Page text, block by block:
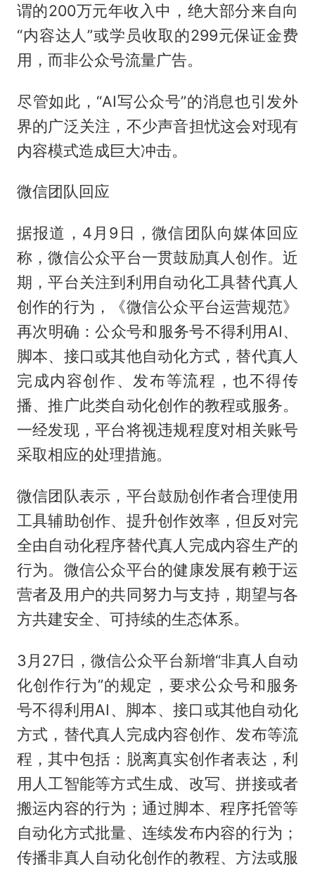
谓的200万元年收入中，‌绝大部分来自向
“内容达人”或学员收取的299元保证金费
用‌，而非公众号流量广告。
尽管如此，“AI写公众号”的消息也引发外
界的广泛关注，不少声音担忧这会对现有
内容模式造成巨大冲击。‌‌
微信团队回应
据报道，4月9日，微信团队向媒体回应
称，微信公众平台一贯鼓励真人创作。近
期，平台关注到利用自动化工具替代真人
创作的行为，《微信公众平台运营规范》
再次明确：公众号和服务号不得利用AI、
脚本、接口或其他自动化方式，替代真人
完成内容创作、发布等流程，也不得传
播、推广此类自动化创作的教程或服务。
一经发现，平台将视违规程度对相关账号
采取相应的处理措施。
微信团队表示，平台鼓励创作者合理使用
工具辅助创作、提升创作效率，但反对完
全由自动化程序替代真人完成内容生产的
行为。微信公众平台的健康发展有赖于运
营者及用户的共同努力与支持，期望与各
方共建安全、可持续的生态体系。
3月27日，微信公众平台新增“非真人自动
化创作行为”的规定，要求公众号和服务
号不得利用AI、脚本、接口或其他自动化
方式，替代真人完成内容创作、发布等流
程，其中包括：脱离真实创作者表达，利
用人工智能等方式生成、改写、拼接或者
搬运内容的行为；通过脚本、程序托管等
自动化方式批量、连续发布内容的行为；
传播非真人自动化创作的教程、方法或服